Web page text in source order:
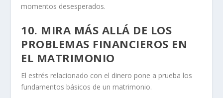
momentos desesperados.
10. MIRA MÁS ALLÁ DE LOS
PROBLEMAS FINANCIEROS EN
EL MATRIMONIO
El estrés relacionado con el dinero pone a prueba los
fundamentos básicos de un matrimonio.